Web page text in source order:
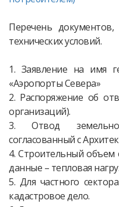
Перечень
технических условий.
1. Заявление на имя
«Аэропорты Севера»
2. Распоряжение об
организаций).
3. Отвод
согласованный с
4. Строительный объем
данные – тепловая
5. Для частного
кадастровое дело.